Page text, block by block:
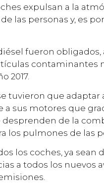
expulsan a la
las personas y, es
fueron
contaminantes
2017.
tuvieron que
a sus motores que
de la
los pulmones de las
los coches, ya sean
a todos los nuevos